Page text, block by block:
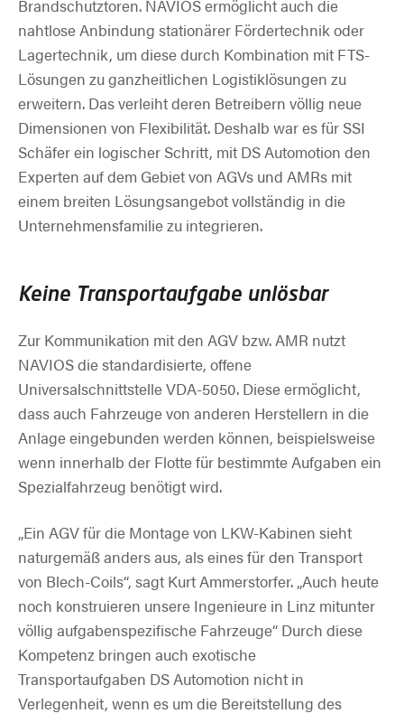
Brandschutztoren. NAVIOS ermöglicht auch die
nahtlose Anbindung stationärer Fördertechnik oder
Lagertechnik, um diese durch Kombination mit FTS-
Lösungen zu ganzheitlichen Logistiklösungen zu
erweitern. Das verleiht deren Betreibern völlig neue
Dimensionen von Flexibilität. Deshalb war es für SSI
Schäfer ein logischer Schritt, mit DS Automotion den
Experten auf dem Gebiet von AGVs und AMRs mit
einem breiten Lösungsangebot vollständig in die
Unternehmensfamilie zu integrieren.
Keine Transportaufgabe unlösbar
Zur Kommunikation mit den AGV bzw. AMR nutzt
NAVIOS die standardisierte, offene
Universalschnittstelle VDA-5050. Diese ermöglicht,
dass auch Fahrzeuge von anderen Herstellern in die
Anlage eingebunden werden können, beispielsweise
wenn innerhalb der Flotte für bestimmte Aufgaben ein
Spezialfahrzeug benötigt wird.
„Ein AGV für die Montage von LKW-Kabinen sieht
naturgemäß anders aus, als eines für den Transport
von Blech-Coils“, sagt Kurt Ammerstorfer. „Auch heute
noch konstruieren unsere Ingenieure in Linz mitunter
völlig aufgabenspezifische Fahrzeuge“ Durch diese
Kompetenz bringen auch exotische
Transportaufgaben DS Automotion nicht in
Verlegenheit, wenn es um die Bereitstellung des